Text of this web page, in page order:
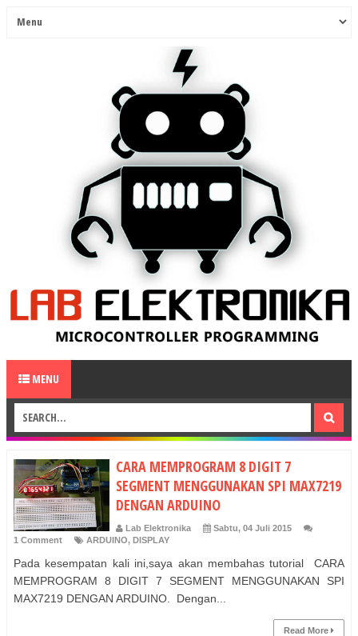
MENU
CARA MEMPROGRAM 8 DIGIT 7
SEGMENT MENGGUNAKAN SPI MAX7219
DENGAN ARDUINO
Lab Elektronika
Sabtu, 04 Juli 2015
1 Comment
ARDUINO, DISPLAY
Pada kesempatan kali ini,saya akan membahas tutorial CARA
MEMPROGRAM 8 DIGIT 7 SEGMENT MENGGUNAKAN SPI
MAX7219 DENGAN ARDUINO. Dengan...
Read More